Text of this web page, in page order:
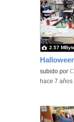
subido por
2.57
-hace 7 años